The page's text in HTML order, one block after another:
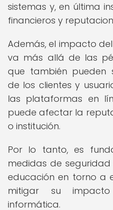
sistemas y, en última
financieros y
Además, el impacto
va más allá de las
que también pueden
de los clientes y
las plataformas en
puede afectar la
o institución.
Por lo tanto, es
medidas de
educación en torno a
mitigar su
informática.